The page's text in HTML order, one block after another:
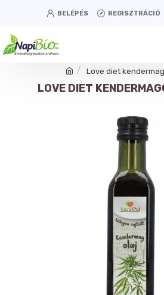
BELÉPÉS REGISZTRÁCIÓ
Love diet
LOVE DIET